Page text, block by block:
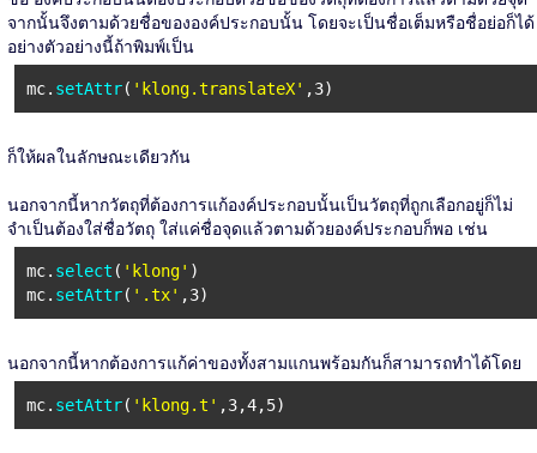
จากนั้นจึงตามด้วยชื่อขององค์ประกอบนั้น โดยจะเป็นชื่อเต็มหรือชื่อย่อก็ได้
อย่างตัวอย่างนี้ถ้าพิมพ์เป็น
mc. setAttr( 'klong.translateX' ,3)
ก็ให้ผลในลักษณะเดียวกัน
นอกจากนี้หากวัตถุที่ต้องการแก้องค์ประกอบนั้นเป็นวัตถุที่ถูกเลือกอยู่ก็ไม่
จำเป็นต้องใส่ชื่อวัตถุ ใส่แค่ชื่อจุดแล้วตามด้วยองค์ประกอบก็พอ เช่น
mc. select ( 'klong' )
mc. setAttr( '.tx' ,3)
นอกจากนี้หากต้องการแก้ค่าของทั้งสามแกนพร้อมกันก็สามารถทำได้โดย
mc. setAttr( 'klong.t' ,3,4,5)